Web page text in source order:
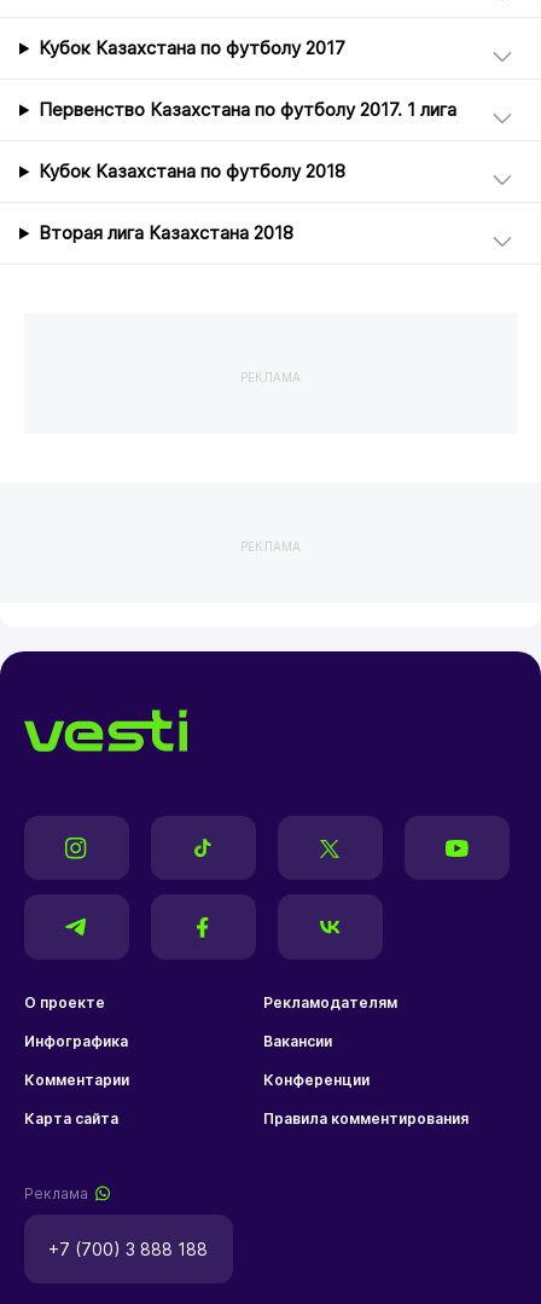
Кубок Казахстана по футболу 2017
Первенство Казахстана по футболу 2017. 1 лига
Кубок Казахстана по футболу 2018
Вторая лига Казахстана 2018
РЕКЛАМА
РЕКЛАМА
О проекте Рекламодателям
Инфографика Вакансии
Комментарии Конференции
Карта сайта Правила комментирования
Реклама
+7 (700) 3 888 188